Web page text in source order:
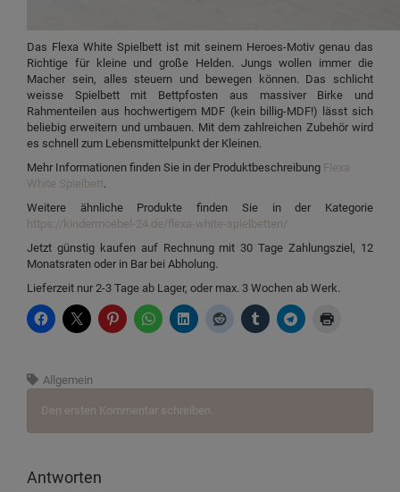
Das Flexa White Spielbett ist mit seinem Heroes-Motiv genau das
Richtige für kleine und große Helden. Jungs wollen immer die
Macher sein, alles steuern und bewegen können. Das schlicht
weisse Spielbett mit Bettpfosten aus massiver Birke und
Rahmenteilen aus hochwertigem MDF (kein billig-MDF!) lässt sich
beliebig erweitern und umbauen. Mit dem zahlreichen Zubehör wird
es schnell zum Lebensmittelpunkt der Kleinen.
Mehr Informationen finden Sie in der Produktbeschreibung Flexa
White Spielbett.
Weitere ähnliche Produkte finden Sie in der Kategorie
https://kindermoebel-24.de/flexa-white-spielbetten/
Jetzt günstig kaufen auf Rechnung mit 30 Tage Zahlungsziel, 12
Monatsraten oder in Bar bei Abholung.
Lieferzeit nur 2-3 Tage ab Lager, oder max. 3 Wochen ab Werk.
Allgemein
Den ersten Kommentar schreiben.
Antworten